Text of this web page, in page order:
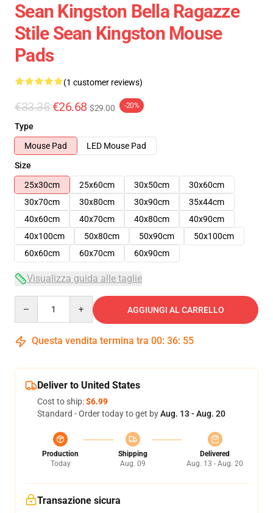
Sean Kingston Bella Ragazze
Stile Sean Kingston Mouse
Pads
(1 customer reviews)
€33.35 €26.68 $29.00 -20%
Type
Mouse Pad
LED Mouse Pad
Size
25x30cm
25x60cm 30x50cm
30x60cm
30x70cm
30x80cm 30x90cm
35x44cm
40x60cm
40x70cm 40x80cm
40x90cm
40x100cm
50x80cm 50x90cm
50x100cm
60x60cm
60x70cm 60x90cm
Visualizza guida alle taglie
AGGIUNGI AL CARRELLO
Questa vendita termina tra 00: 36: 54
Deliver to United States
Cost to ship:$6.99
Standard - Order today to get byAug. 13 - Aug. 20
Production
Today
Shipping
Aug. 09
Delivered
Aug. 13 - Aug. 20
Transazione sicura